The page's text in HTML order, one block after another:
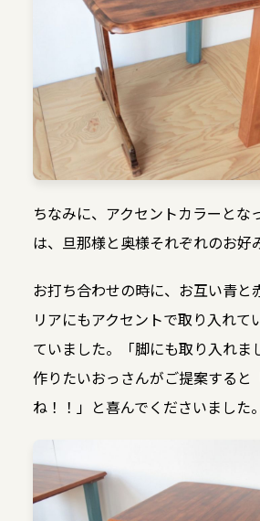
ちなみに、アクセントカラーとな
は、旦那様と奥様それぞれのお好
お打ち合わせの時に、お互い青と
リアにもアクセントで取り入れて
ていました。「脚にも取り入れま
作りたいおっさんがご提案すると
ね！！」と喜んでくださいました。